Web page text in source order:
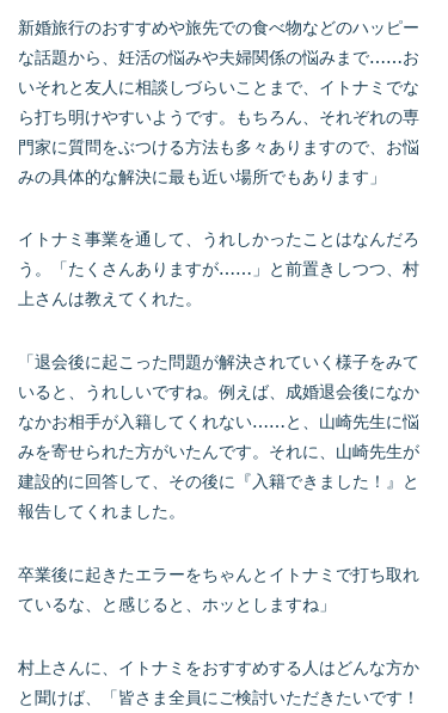
新婚旅行のおすすめや旅先での食べ物などのハッピー
な話題から、妊活の悩みや夫婦関係の悩みまで……お
いそれと友人に相談しづらいことまで、イトナミでな
ら打ち明けやすいようです。もちろん、それぞれの専
門家に質問をぶつける方法も多々ありますので、お悩
みの具体的な解決に最も近い場所でもあります」
イトナミ事業を通して、うれしかったことはなんだろ
う。「たくさんありますが……」と前置きしつつ、村
上さんは教えてくれた。
「退会後に起こった問題が解決されていく様子をみて
いると、うれしいですね。例えば、成婚退会後になか
なかお相手が入籍してくれない……と、山崎先生に悩
みを寄せられた方がいたんです。それに、山崎先生が
建設的に回答して、その後に『入籍できました！』と
報告してくれました。
卒業後に起きたエラーをちゃんとイトナミで打ち取れ
ているな、と感じると、ホッとしますね」
村上さんに、イトナミをおすすめする人はどんな方か
と聞けば、「皆さま全員にご検討いただきたいです！